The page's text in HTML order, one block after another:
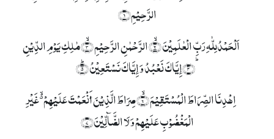
الرَّحِیۡمِ﴿۱﴾
اَلۡحَمۡدُلِلّٰہِ رَبِّ الۡعٰلَمِیۡنَ ۙ﴿۲﴾ الرَّحۡمٰنِ الرَّحِیۡمِ ۙ﴿۳﴾ مٰلِکِ یَوۡمِ الدِّیۡنِ
ؕ﴿۴﴾إِیَّاکَ نَعۡبُدُ وَ إِیَّاکَ نَسۡتَعِیۡنُ ؕ﴿۵﴾
اِہۡدِنَا الصِّرَاطَ الۡمُسۡتَقِیۡمَ ۙ﴿۶﴾ صِرَاطَ الَّذِیۡنَ أَنۡعَمۡتَ عَلَیۡہِمۡ ۬ۙ غَیۡرِ
الۡمَغۡضُوۡبِ عَلَیۡہِمۡ وَ لَا الضَّآلِّیۡنَ﴿۷﴾